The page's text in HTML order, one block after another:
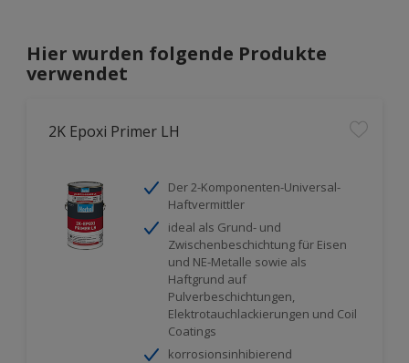
Hier wurden folgende Produkte
verwendet
2K Epoxi Primer LH
Der 2-Komponenten-Universal-
Haftvermittler
ideal als Grund- und
Zwischenbeschichtung für Eisen
und NE-Metalle sowie als
Haftgrund auf
Pulverbeschichtungen,
Elektrotauchlackierungen und Coil
Coatings
korrosionsinhibierend